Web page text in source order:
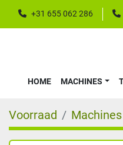
+31 655 062 286
HOME MACHINES
Voorraad Machines